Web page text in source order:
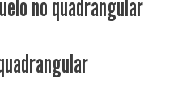
no quadrangular